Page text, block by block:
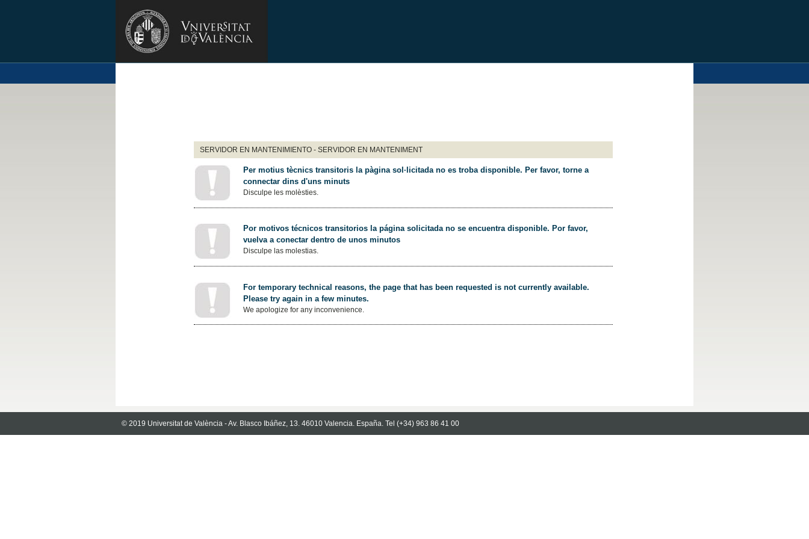
SERVIDOR EN MANTENIMIENTO - SERVIDOR EN MANTENIMENT
Per motius tècnics transitoris la pàgina sol·licitada no es troba disponible. Per favor, torne a
connectar dins d'uns minuts
Disculpe les molèsties.
Por motivos técnicos transitorios la página solicitada no se encuentra disponible. Por favor,
vuelva a conectar dentro de unos minutos
Disculpe las molestias.
For temporary technical reasons, the page that has been requested is not currently available.
Please try again in a few minutes.
We apologize for any inconvenience.
© 2019 Universitat de València - Av. Blasco Ibáñez, 13. 46010 Valencia. España. Tel (+34) 963 86 41 00